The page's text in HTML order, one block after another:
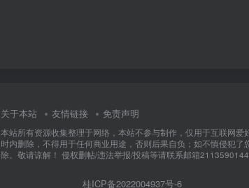
关于本站 友情链接 免责声明
本站所有资源收集整理于网络，本站不参与制作，仅用于互联网
时内删除，不得用于任何商业用途，否则后果自负；如不慎侵犯了
除。敬请谅解！ 侵权删帖/违法举报/投稿等请联系邮箱
桂ICP备2022004937号-6